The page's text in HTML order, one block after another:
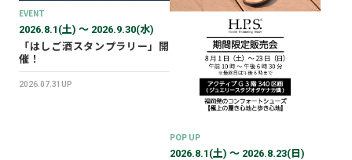
EVENT
2026.8.1(土) 〜 2026.9.30(水)
「はしご酒スタンプラリー」開
催！
2026.07.31UP
POP UP
2026.8.1(土) 〜 2026.8.23(日)